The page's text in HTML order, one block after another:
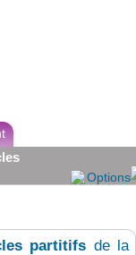
Options
partitifs de la